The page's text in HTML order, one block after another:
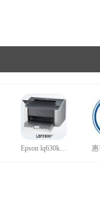
Epson lq630k打印机驱动win10最新版